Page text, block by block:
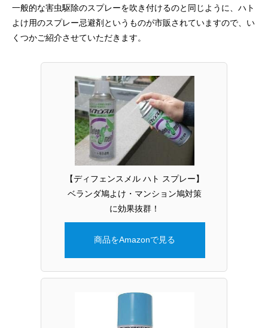
一般的な害虫駆除のスプレーを吹き付けるのと同じように、ハト
よけ用のスプレー忌避剤というものが市販されていますので、い
くつかご紹介させていただきます。
【ディフェンスメル ハト スプレー】
ベランダ鳩よけ・マンション鳩対策
に効果抜群！
商品をAmazonで見る